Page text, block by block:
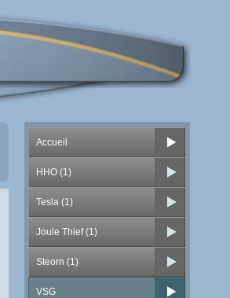
Accueil
HHO (1)
Tesla (1)
Joule Thief (1)
Steorn (1)
VSG